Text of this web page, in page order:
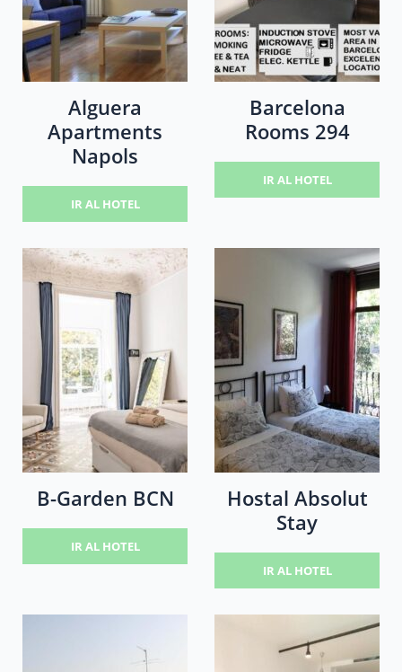
Alguera
Apartments
Napols
IR AL HOTEL
Barcelona
Rooms 294
IR AL HOTEL
B-Garden BCN
IR AL HOTEL
Hostal Absolut
Stay
IR AL HOTEL